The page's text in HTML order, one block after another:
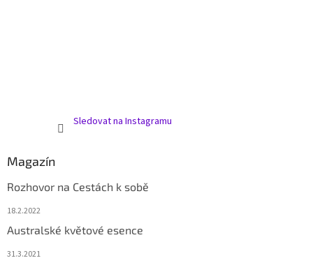
Sledovat na Instagramu
Magazín
Rozhovor na Cestách k sobě
18.2.2022
Australské květové esence
31.3.2021